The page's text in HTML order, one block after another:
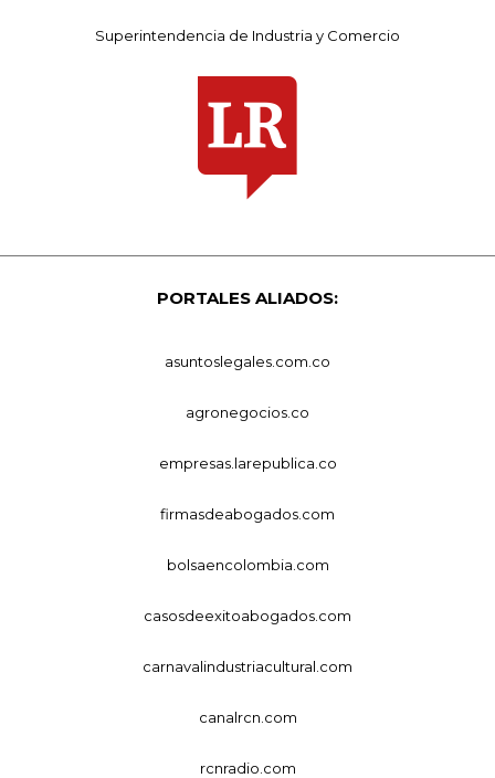
Superintendencia de Industria y Comercio
PORTALES ALIADOS:
asuntoslegales.com.co
agronegocios.co
empresas.larepublica.co
firmasdeabogados.com
bolsaencolombia.com
casosdeexitoabogados.com
carnavalindustriacultural.com
canalrcn.com
rcnradio.com